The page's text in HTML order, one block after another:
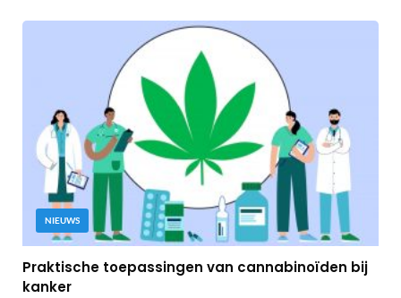
NIEUWS
Praktische toepassingen van cannabinoïden bij
kanker